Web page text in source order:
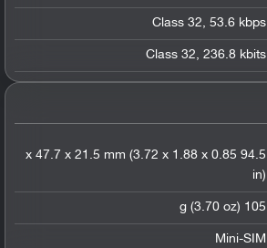
Class 32, 53.6 kbps
Class 32, 236.8 kbits
94.5 x 47.7 x 21.5 mm (3.72 x 1.88 x 0.85
in)
105 g (3.70 oz)
Mini-SIM